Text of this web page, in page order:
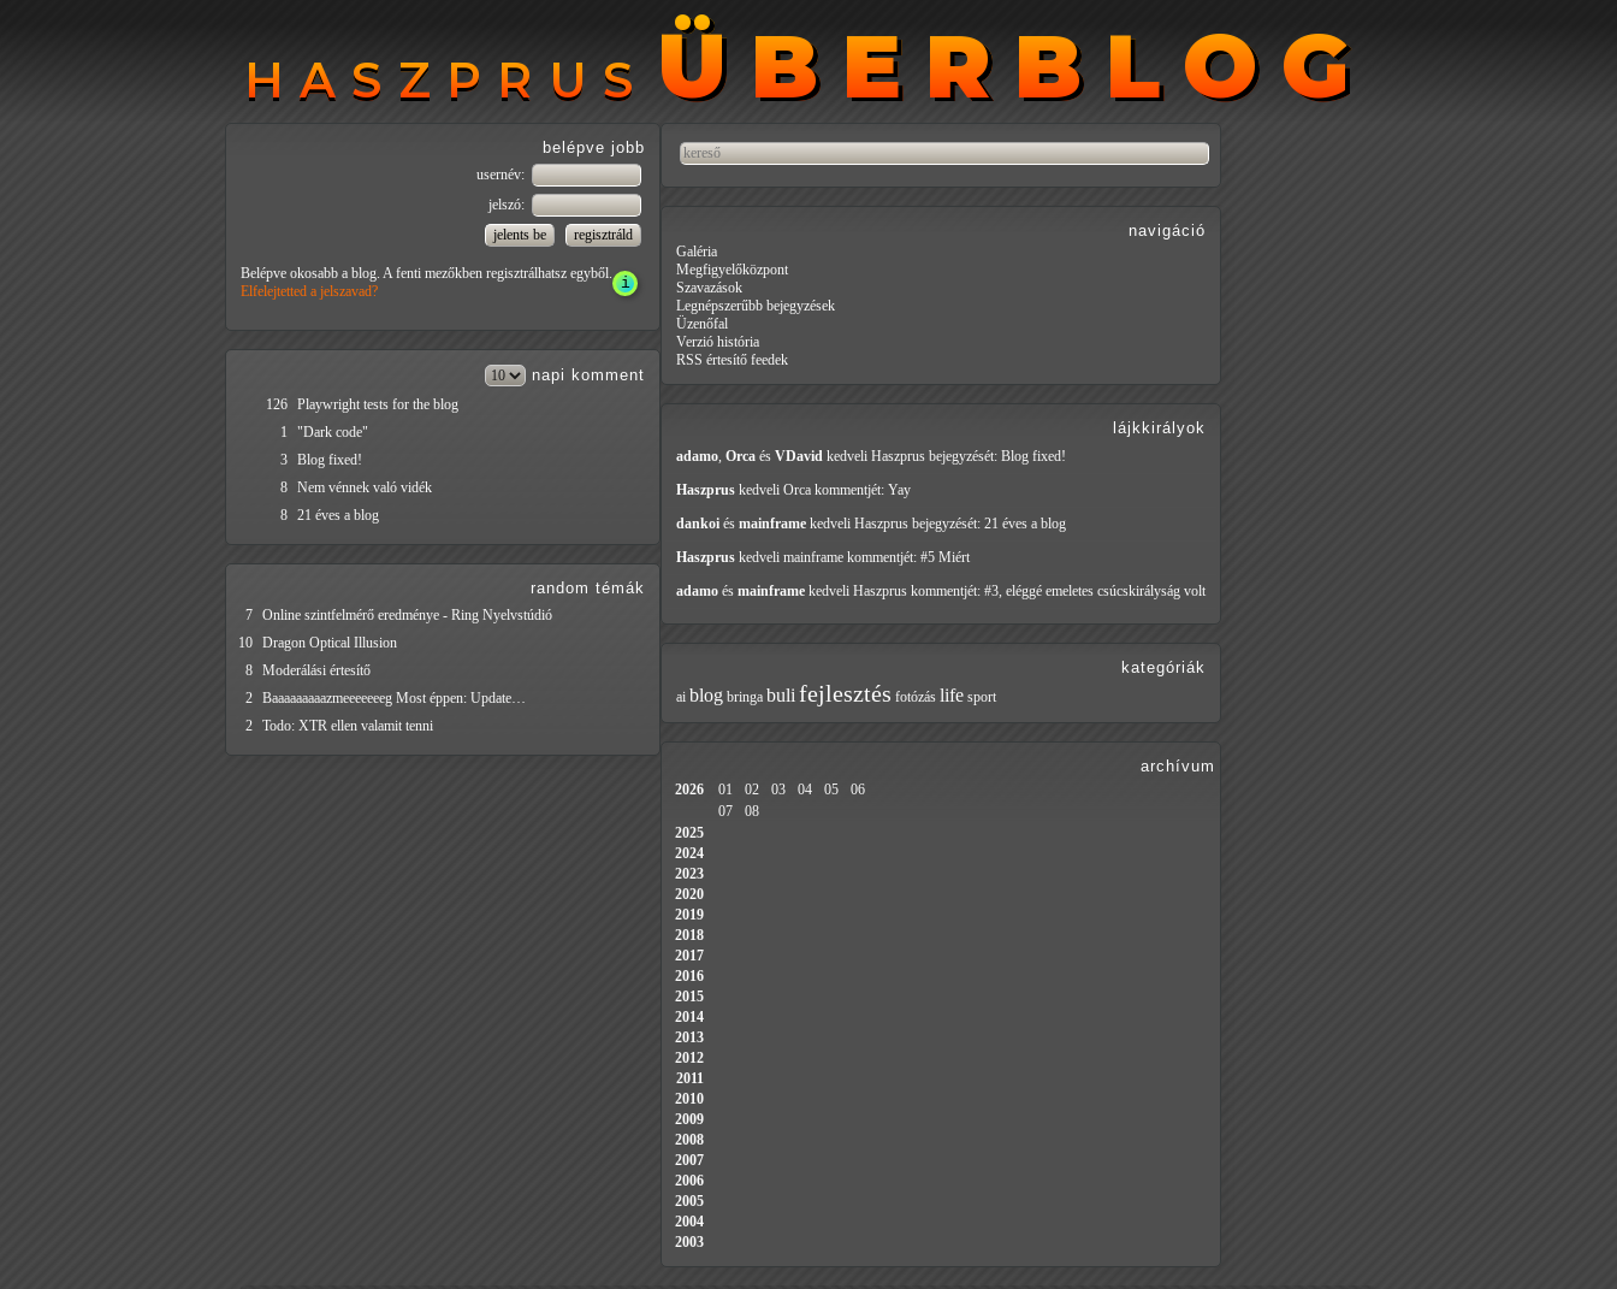
HASZPRUS ÜBERBLOG
HASZPRUS ÜBERBLOG
belépve jobb
usernév:
jelszó:
Belépve okosabb a blog. A fenti mezőkben regisztrálhatsz egyből.
Elfelejtetted a jelszavad?
napi komment
126 Playwright tests for the blog
1
"Dark code"
3 Blog fixed!
8 Nem vénnek való vidék
8 21 éves a blog
random témák
7 Online szintfelmérő eredménye - Ring Nyelvstúdió
10 Dragon Optical Illusion
8 Moderálási értesítő
2 Baaaaaaaaazmeeeeeeeg Most éppen: Update…
2 Todo: XTR ellen valamit tenni
navigáció
Galéria
Megfigyelőközpont
Szavazások
Legnépszerűbb bejegyzések
Üzenőfal
Verzió história
RSS értesítő feedek
lájkkirályok
adamo, Orca és VDavid kedveli Haszprus bejegyzését: Blog fixed!
Haszprus kedveli Orca kommentjét: Yay
dankoi és mainframe kedveli Haszprus bejegyzését: 21 éves a blog
Haszprus kedveli mainframe kommentjét: #5 Miért
adamo és mainframe kedveli Haszprus kommentjét: #3, eléggé emeletes csúcskirályság volt
kategóriák
ai blog bringa buli fejlesztés fotózás life sport
archívum
2026 01 02 03 04 05
06
07
08
2025
2024
2023
2020
2019
2018
2017
2016
2015
2014
2013
2012
2011
2010
2009
2008
2007
2006
2005
2004
2003